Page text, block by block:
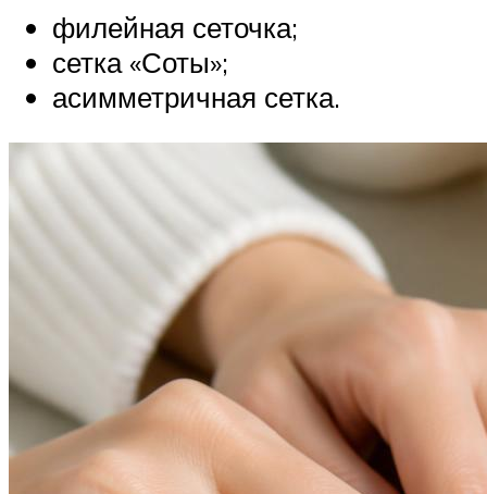
филейная сеточка;
сетка «Соты»;
асимметричная сетка.